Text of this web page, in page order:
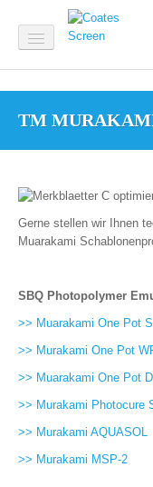
Aktuell
Service & Support
Unternehmen
TM
Gerne stellen wir Ihnen
Muarakami
SBQ Photopolymer
>> Muarakami One Pot
>> Murakami One Pot
>> Muarakami One Pot
>> Murakami Photocure
>> Murakami AQUASOL
>> Murakami MSP-2